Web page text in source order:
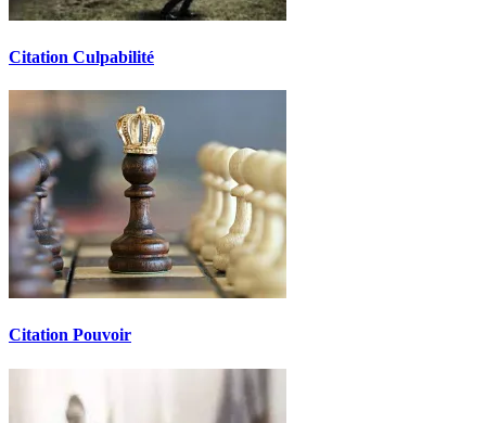
Citation Culpabilité
Citation Pouvoir